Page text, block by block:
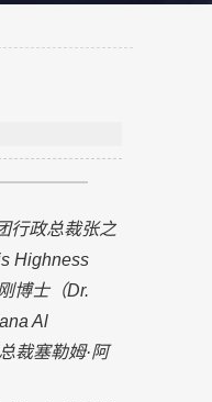
行政总裁张之
Highness
博士（Dr.
Al
裁塞勒姆·阿